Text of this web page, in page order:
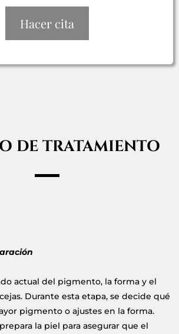
Hacer cita
DE TRATAMIENTO
actual del pigmento, la forma y el
Durante esta etapa, se decide qué
pigmento o ajustes en la forma.
la piel para asegurar que el